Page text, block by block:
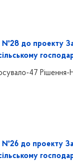
№28 до проекту
47 Рішення-
№26 до проекту